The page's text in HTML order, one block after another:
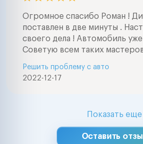
Огромное спасибо Роман !
поставлен в две минуты .
своего дела ! Автомобиль
Советую всем таких
2022-12-17
Решить проблему с авто
Показать еще
Оставить